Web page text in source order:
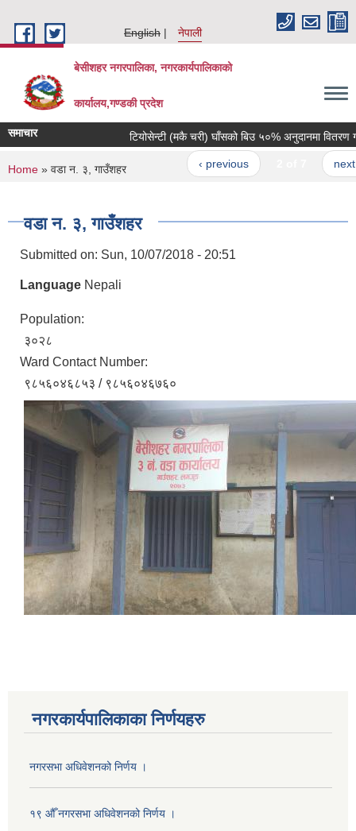
English
नेपाली
बेसीशहर नगरपालिका, नगरकार्यपालिकाको
कार्यालय,गण्डकी प्रदेश
समाचार टियोसेन्टी (मकै चरी) घाँसको बिउ ५०% अनुदानमा वितरण
‹ previous next ›
You are here
Home » वडा न. ३, गाउँशहर
वडा न. ३, गाउँशहर
Submitted on: Sun, 10/07/2018 - 20:51
Language Nepali
Population:
३०२८
Ward Contact Number:
९८५६०४६८५३ / ९८५६०४६७६०
नगरकार्यपालिकाका निर्णयहरु
नगरसभा अधिवेशनको निर्णय ।
१९ औँ नगरसभा अधिवेशनको निर्णय ।